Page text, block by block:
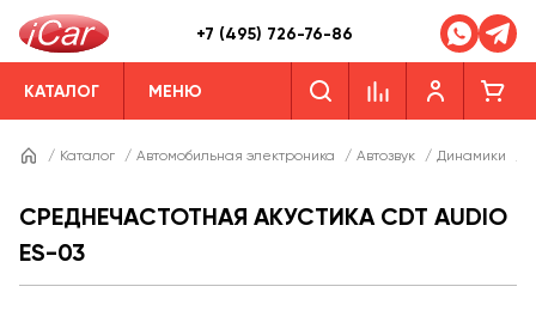
+7 (495) 726-76-86
КАТАЛОГ МЕНЮ
/ Каталог / Автомобильная электроника / Автозвук / Динамики
СРЕДНЕЧАСТОТНАЯ АКУСТИКА CDT AUDIO
ES-03